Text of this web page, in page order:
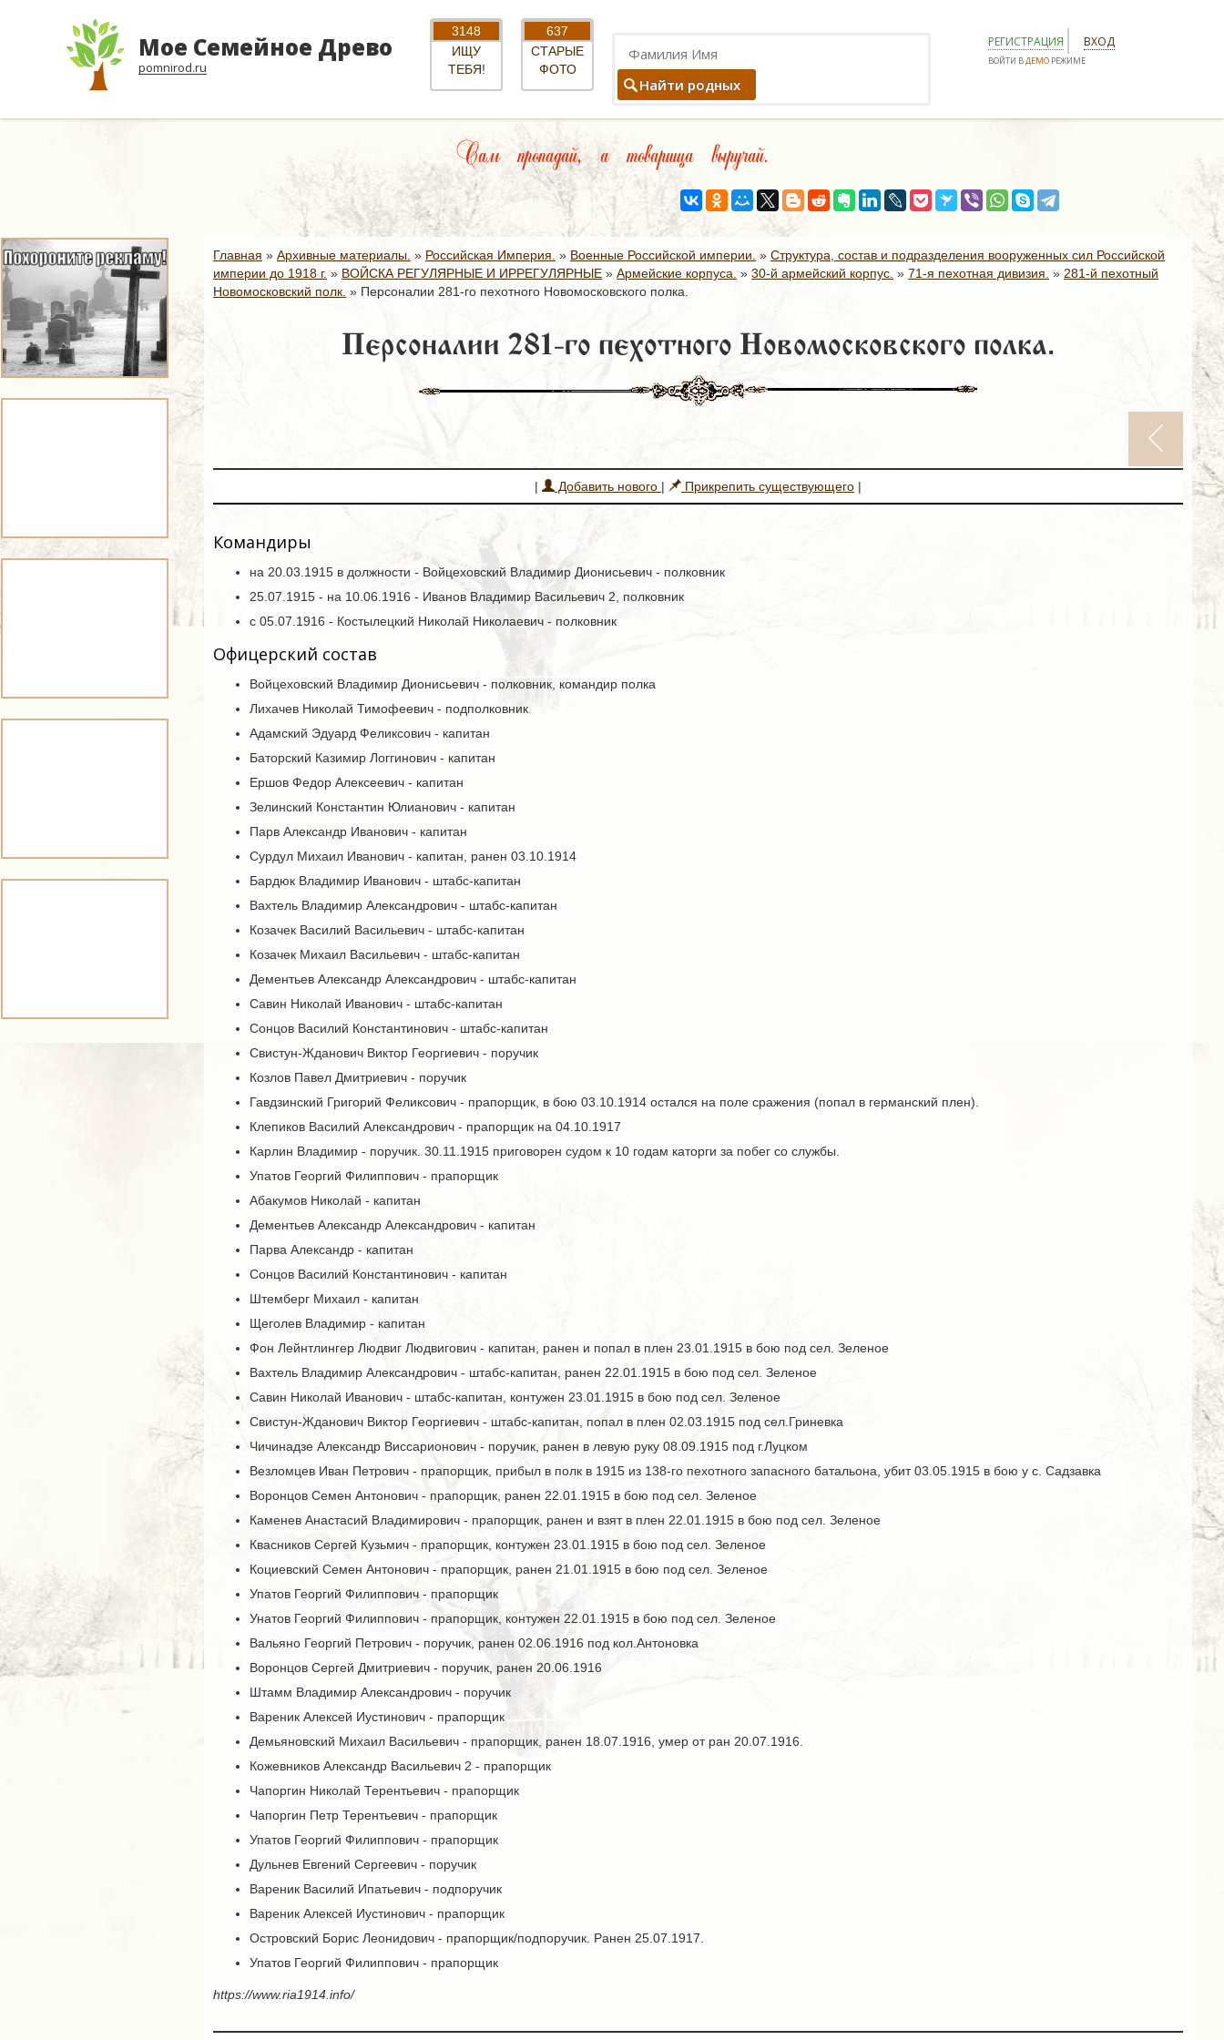
Мое Семейное Древо
pomnirod.ru
3148
ИЩУ
ТЕБЯ!
637
СТАРЫЕ
ФОТО
Найти родных
РЕГИСТРАЦИЯ ВХОД
ВОЙТИ ВДЕМО РЕЖИМЕ
Сам пропадай, а товарища выручай.
Главная » Архивные материалы. » Российская Империя. » Военные Российской империи. » Структура, состав и подразделения вооруженных сил Российской
империи до 1918 г. » ВОЙСКА РЕГУЛЯРНЫЕ И ИРРЕГУЛЯРНЫЕ » Армейские корпуса. » 30-й армейский корпус. » 71-я пехотная дивизия. » 281-й пехотный
Новомосковский полк. » Персоналии 281-го пехотного Новомосковского полка.
Персоналии 281-го пехотного Новомосковского полка.
| Добавить нового | Прикрепить существующего |
Командиры
на 20.03.1915 в должности - Войцеховский Владимир Дионисьевич - полковник
25.07.1915 - на 10.06.1916 - Иванов Владимир Васильевич 2, полковник
с 05.07.1916 - Костылецкий Николай Николаевич - полковник
Офицерский состав
Войцеховский Владимир Дионисьевич - полковник, командир полка
Лихачев Николай Тимофеевич - подполковник
Адамский Эдуард Феликсович - капитан
Баторский Казимир Логгинович - капитан
Ершов Федор Алексеевич - капитан
Зелинский Константин Юлианович - капитан
Парв Александр Иванович - капитан
Сурдул Михаил Иванович - капитан, ранен 03.10.1914
Бардюк Владимир Иванович - штабс-капитан
Вахтель Владимир Александрович - штабс-капитан
Козачек Василий Васильевич - штабс-капитан
Козачек Михаил Васильевич - штабс-капитан
Дементьев Александр Александрович - штабс-капитан
Савин Николай Иванович - штабс-капитан
Сонцов Василий Константинович - штабс-капитан
Свистун-Жданович Виктор Георгиевич - поручик
Козлов Павел Дмитриевич - поручик
Гавдзинский Григорий Феликсович - прапорщик, в бою 03.10.1914 остался на поле сражения (попал в германский плен).
Клепиков Василий Александрович - прапорщик на 04.10.1917
Карлин Владимир - поручик. 30.11.1915 приговорен судом к 10 годам каторги за побег со службы.
Упатов Георгий Филиппович - прапорщик
Абакумов Николай - капитан
Дементьев Александр Александрович - капитан
Парва Александр - капитан
Сонцов Василий Константинович - капитан
Штемберг Михаил - капитан
Щеголев Владимир - капитан
Фон Лейнтлингер Людвиг Людвигович - капитан, ранен и попал в плен 23.01.1915 в бою под сел. Зеленое
Вахтель Владимир Александрович - штабс-капитан, ранен 22.01.1915 в бою под сел. Зеленое
Савин Николай Иванович - штабс-капитан, контужен 23.01.1915 в бою под сел. Зеленое
Свистун-Жданович Виктор Георгиевич - штабс-капитан, попал в плен 02.03.1915 под сел.Гриневка
Чичинадзе Александр Виссарионович - поручик, ранен в левую руку 08.09.1915 под г.Луцком
Везломцев Иван Петрович - прапорщик, прибыл в полк в 1915 из 138-го пехотного запасного батальона, убит 03.05.1915 в бою у с. Садзавка
Воронцов Семен Антонович - прапорщик, ранен 22.01.1915 в бою под сел. Зеленое
Каменев Анастасий Владимирович - прапорщик, ранен и взят в плен 22.01.1915 в бою под сел. Зеленое
Квасников Сергей Кузьмич - прапорщик, контужен 23.01.1915 в бою под сел. Зеленое
Коциевский Семен Антонович - прапорщик, ранен 21.01.1915 в бою под сел. Зеленое
Упатов Георгий Филиппович - прапорщик
Унатов Георгий Филиппович - прапорщик, контужен 22.01.1915 в бою под сел. Зеленое
Вальяно Георгий Петрович - поручик, ранен 02.06.1916 под кол.Антоновка
Воронцов Сергей Дмитриевич - поручик, ранен 20.06.1916
Штамм Владимир Александрович - поручик
Вареник Алексей Иустинович - прапорщик
Демьяновский Михаил Васильевич - прапорщик, ранен 18.07.1916, умер от ран 20.07.1916.
Кожевников Александр Васильевич 2 - прапорщик
Чапоргин Николай Терентьевич - прапорщик
Чапоргин Петр Терентьевич - прапорщик
Упатов Георгий Филиппович - прапорщик
Дульнев Евгений Сергеевич - поручик
Вареник Василий Ипатьевич - подпоручик
Вареник Алексей Иустинович - прапорщик
Островский Борис Леонидович - прапорщик/подпоручик. Ранен 25.07.1917.
Упатов Георгий Филиппович - прапорщик
https://www.ria1914.info/